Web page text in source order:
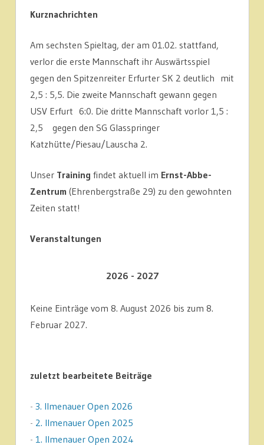
Kurznachrichten
Am sechsten Spieltag, der am 01.02. stattfand,
verlor die erste Mannschaft ihr Auswärtsspiel
gegen den Spitzenreiter Erfurter SK 2 deutlich mit
2,5 : 5,5. Die zweite Mannschaft gewann gegen
USV Erfurt 6:0. Die dritte Mannschaft vorlor 1,5 :
2,5 gegen den SG Glasspringer
Katzhütte/Piesau/Lauscha 2.
Unser Training findet aktuell im Ernst-Abbe-
Zentrum (Ehrenbergstraße 29) zu den gewohnten
Zeiten statt!
Veranstaltungen
2026 - 2027
Keine Einträge vom 8. August 2026 bis zum 8.
Februar 2027.
zuletzt bearbeitete Beiträge
- 3. Ilmenauer Open 2026
- 2. Ilmenauer Open 2025
- 1. Ilmenauer Open 2024